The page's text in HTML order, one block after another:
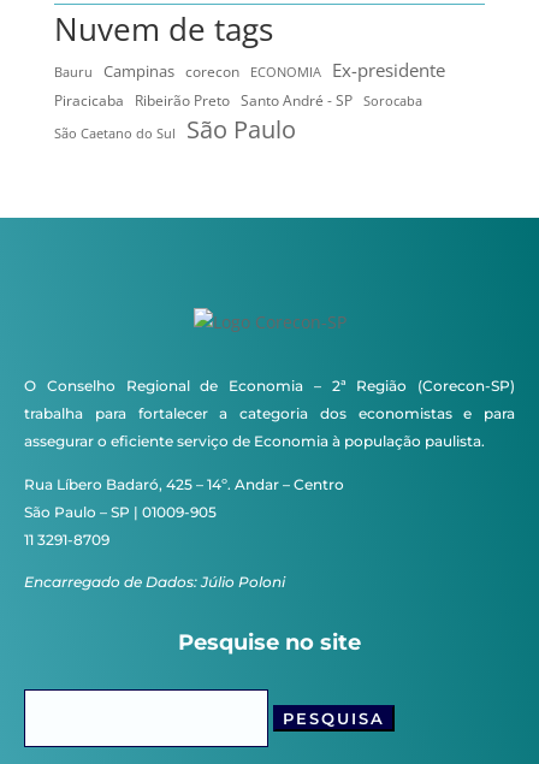
Nuvem de tags
Bauru Campinas corecon ECONOMIA Ex-presidente
Piracicaba Ribeirão Preto Santo André - SP
Sorocaba
São Caetano do Sul
São Paulo
O Conselho Regional de Economia – 2ª Região (Corecon-SP)
trabalha para fortalecer a categoria dos economistas e para
assegurar o eficiente serviço de Economia à população paulista.
Rua Líbero Badaró, 425 – 14º. Andar – Centro
São Paulo – SP | 01009-905
11 3291-8709
Encarregado de Dados: Júlio Poloni
Pesquise no site